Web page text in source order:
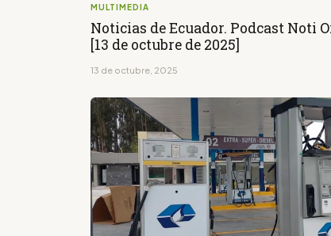
MULTIMEDIA
Noticias de Ecuador. Podcast Noti
[13 de octubre de 2025]
13 de octubre, 2025